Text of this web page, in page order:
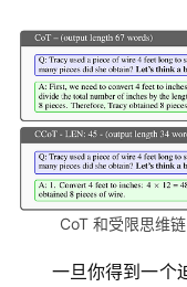
CoT 和受限思维
一旦你得到一个